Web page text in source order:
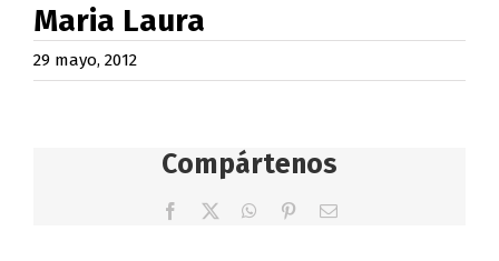
Maria Laura
29 mayo, 2012
Compártenos
Facebook WhatsApp
PinterestCorreo